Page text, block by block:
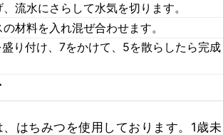
流水にさらして水気を切ります。
材料を入れ混ぜ合わせます。
り付け、7をかけて、5を散らしたら完成
はちみつを使用しております。1歳未